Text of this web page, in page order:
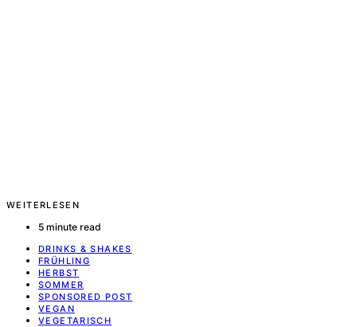
WEITERLESEN
5 minute read
DRINKS & SHAKES
FRÜHLING
HERBST
SOMMER
SPONSORED POST
VEGAN
VEGETARISCH